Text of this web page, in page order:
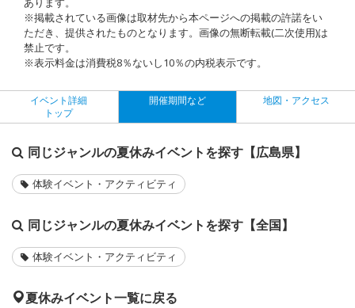
※掲載されている画像は取材先から本ページへの掲載の許諾をい
ただき、提供されたものとなります。画像の無断転載(二次使用)は
禁止です。
※表示料金は消費税8％ないし10％の内税表示です。
イベント詳細
トップ
開催期間など 地図・アクセス
同じジャンルの夏休みイベントを探す【広島県】
体験イベント・アクティビティ
同じジャンルの夏休みイベントを探す【全国】
体験イベント・アクティビティ
夏休みイベント一覧に戻る